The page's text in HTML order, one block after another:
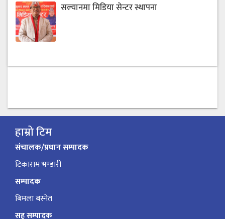
सल्यानमा मिडिया सेन्टर स्थापना
हाम्रो टिम
संचालक/प्रधान सम्पादक
टिकाराम भण्डारी
सम्पादक
बिमला बस्नेत
सह सम्पादक